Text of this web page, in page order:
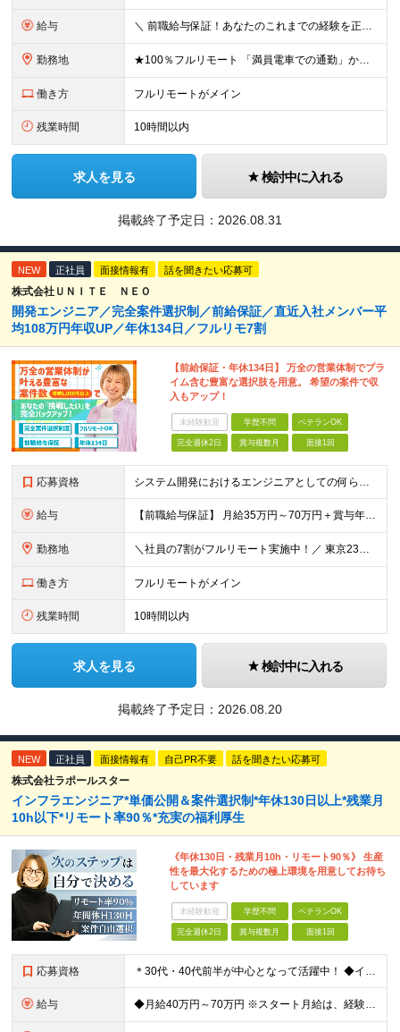
給与 ＼ 前職給与保証！あなたのこれまでの経験を正当評価 ／ ★月収50万円～スタート！【年俸600万～1,162万8,000円（12分割）】 ――「頑張りが給与に直結しない…」そんな不満とは無縁の環境で
勤務地 ★100％フルリモート 「満員電車での通勤」から卒業できます！ ★転勤なし 【本社】 東京都新宿区神楽坂1-2 研究社英語センタービル3階 本社またはプロジェクト先にて勤務いただきます！ ※プロジ
働き方 フルリモートがメイン
残業時間 10時間以内
求人を見る 検討中に入れる
掲載終了予定日： 2026.08.31
NEW 正社員 面接情報有 話を聞きたい応募可
株式会社ＵＮＩＴＥ ＮＥＯ
開発エンジニア／完全案件選択制／前給保証／直近入社メンバー平
均108万円年収UP／年休134日／フルリモ7割
【前給保証・年休134日】 万全の営業体制でプラ
イム含む豊富な選択肢を用意。 希望の案件で収
入もアップ！
未経験歓迎 学歴不問 ベテランOK
完全週休2日 賞与複数月 面接1回
応募資格 システム開発におけるエンジニアとしての何らかの実務経験（年数不問） ※要件定義、基本設計、詳細設計、製造、検証、運用保守 少しでも実務経験があれば、まずは気軽にエントリーしてみてください！ ／／／／
給与 【前職給与保証】 月給35万円～70万円＋賞与年2回＋各種手当 ※前職の給与・スキル・経験を考慮の上、決定いたします。 ※月給には固定残業代（月30時間分／5万円～10万円）を含みます。超過分は別途
勤務地 ＼社員の7割がフルリモート実施中！／ 東京23区内など1都3県を中心としたプロジェクト先での勤務となります。 ※勤務地は希望を考慮します ≪本社≫ 東京都渋谷区恵比寿南1丁目3番7号 隅越ビル5階
働き方 フルリモートがメイン
残業時間 10時間以内
求人を見る 検討中に入れる
掲載終了予定日： 2026.08.20
NEW 正社員 面接情報有 自己PR不要 話を聞きたい応募可
株式会社ラポールスター
インフラエンジニア*単価公開＆案件選択制*年休130日以上*残業月
10h以下*リモート率90％*充実の福利厚生
《年休130日・残業月10h・リモート90％》 生産
性を最大化するための極上環境を用意してお待ち
しています
未経験歓迎 学歴不問 ベテランOK
完全週休2日 賞与複数月 面接1回
応募資格 ＊30代・40代前半が中心となって活躍中！ ◆インフラ（サーバー・ネットワーク・クラウド等）の設計、構築、テストいずれかの実務経験3年以上 ◆学歴不問 ★求める人物像： ◎他責ではなく、自身のキャ
給与 ◆月給40万円～70万円 ※スタート月給は、経験・能力・前職の給与等を考慮の上で決定いたします。 ※上記金額には残業の有無に関わらず、 月30時間分の固定残業代（7万6,000円～13万3,000円